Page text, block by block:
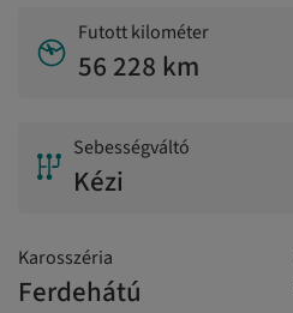
Futott kilométer
56 228 km
Sebességváltó
Kézi
Karosszéria
Ferdehátú